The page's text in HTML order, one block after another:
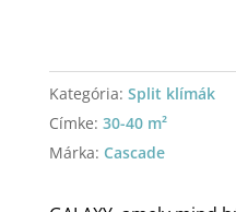
Kategória: Split klímák
Címke: 30-40 m²
Márka: Cascade